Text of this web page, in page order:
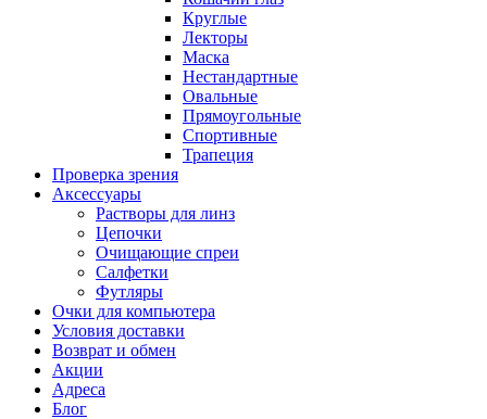
Круглые
Лекторы
Маска
Нестандартные
Овальные
Прямоугольные
Спортивные
Трапеция
Проверка зрения
Аксессуары
Растворы для линз
Цепочки
Очищающие спреи
Салфетки
Футляры
Очки для компьютера
Условия доставки
Возврат и обмен
Акции
Адреса
Блог